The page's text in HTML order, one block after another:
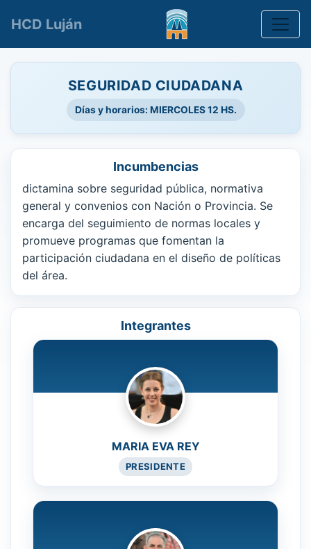
HCD Luján
SEGURIDAD CIUDADANA
Días y horarios: MIERCOLES 12 HS.
Incumbencias
dictamina sobre seguridad pública, normativa
general y convenios con Nación o Provincia. Se
encarga del seguimiento de normas locales y
promueve programas que fomentan la
participación ciudadana en el diseño de políticas
del área.
Integrantes
MARIA EVA REY
PRESIDENTE